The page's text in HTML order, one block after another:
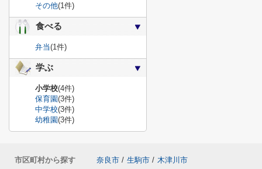
その他(1件)
食べる
弁当(1件)
学ぶ
小学校(4件)
保育園(3件)
中学校(3件)
幼稚園(3件)
市区町村から探す 奈良市 / 生駒市 / 木津川市